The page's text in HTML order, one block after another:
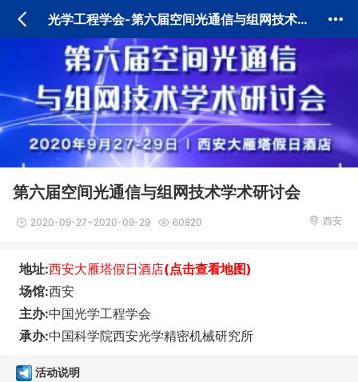
光学工程学会-第六届空间光通信与组网技术学术研讨会
第六届空间光通信与组网技术学术研讨会
2020-09-27~2020-09-29 60820 西安
地址:西安大雁塔假日酒店(点击查看地图)
场馆:西安
主办:中国光学工程学会
承办:中国科学院西安光学精密机械研究所
活动说明